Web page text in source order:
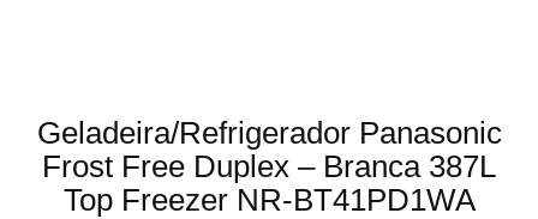
Geladeira/Refrigerador Panasonic
Frost Free Duplex – Branca 387L
Top Freezer NR-BT41PD1WA